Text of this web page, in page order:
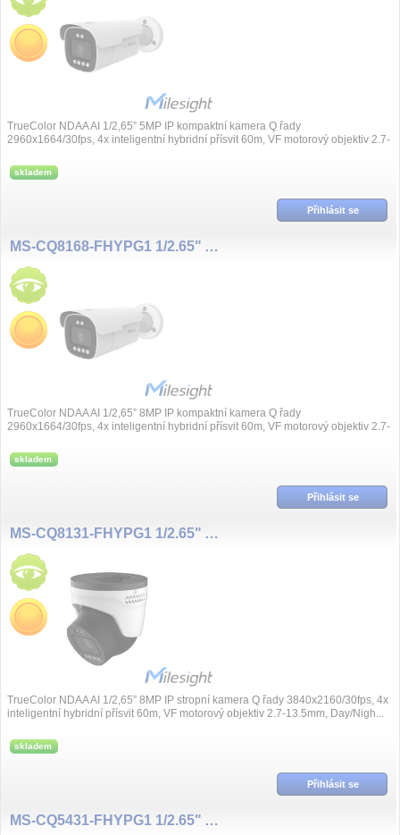
TrueColor NDAA AI 1/2,65” 5MP IP kompaktní kamera Q řady
2960x1664/30fps, 4x inteligentní hybridní přísvit 60m, VF motorový objektiv 2.7-
skladem
Přihlásit se
MS-CQ8168-FHYPG1 1/2.65" AI NDAA 8MP/30fps 2.7~13.5mm
TrueColor NDAA AI 1/2,65” 8MP IP kompaktní kamera Q řady
2960x1664/30fps, 4x inteligentní hybridní přísvit 60m, VF motorový objektiv 2.7-
skladem
Přihlásit se
MS-CQ8131-FHYPG1 1/2.65" AI NDAA 8MP/30fps 2.7~13.5mm
TrueColor NDAA AI 1/2,65” 8MP IP stropní kamera Q řady 3840x2160/30fps, 4x
inteligentní hybridní přísvit 60m, VF motorový objektiv 2.7-13.5mm, Day/Nigh...
skladem
Přihlásit se
MS-CQ5431-FHYPG1 1/2.65" AI NDAA 5MP/30fps 2.7~13.5mm